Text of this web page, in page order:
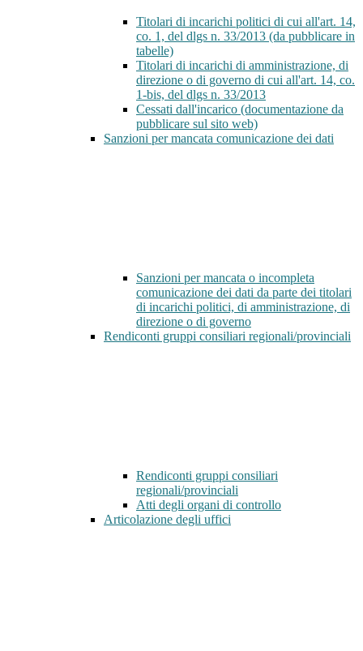
Titolari di incarichi politici di cui all'art. 14,
co. 1, del dlgs n. 33/2013 (da pubblicare in
tabelle)
Titolari di incarichi di amministrazione, di
direzione o di governo di cui all'art. 14, co.
1-bis, del dlgs n. 33/2013
Cessati dall'incarico (documentazione da
pubblicare sul sito web)
Sanzioni per mancata comunicazione dei dati
Sanzioni per mancata o incompleta
comunicazione dei dati da parte dei titolari
di incarichi politici, di amministrazione, di
direzione o di governo
Rendiconti gruppi consiliari regionali/provinciali
Rendiconti gruppi consiliari
regionali/provinciali
Atti degli organi di controllo
Articolazione degli uffici